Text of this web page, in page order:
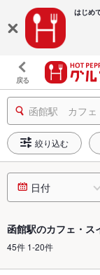
はじめ
戻る
函館駅 カフェ
絞り込む
日付
函館駅のカフェ・ス
45件 1-20件